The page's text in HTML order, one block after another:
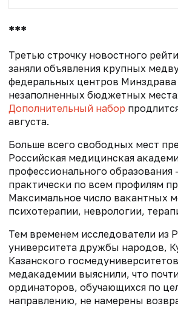
***
Третью строчку новостного
заняли объявления крупных
федеральных центров
незаполненных бюджетных
Дополнительный набор
августа.
Больше всего свободных мест
Российская медицинская
профессионального образования
практически по всем профилям
Максимальное число вакантных
психотерапии, неврологии,
Тем временем исследователи из
университета дружбы народов,
Казанского
медакадемии выяснили, что
ординаторов, обучающихся по
направлению, не намерены